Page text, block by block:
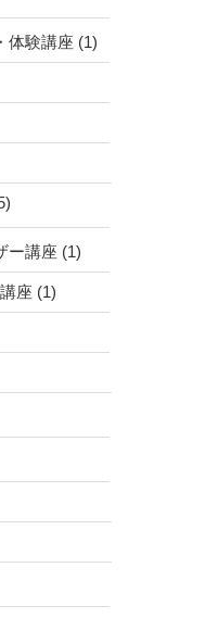
体験講座 (1)
ー講座 (1)
座 (1)